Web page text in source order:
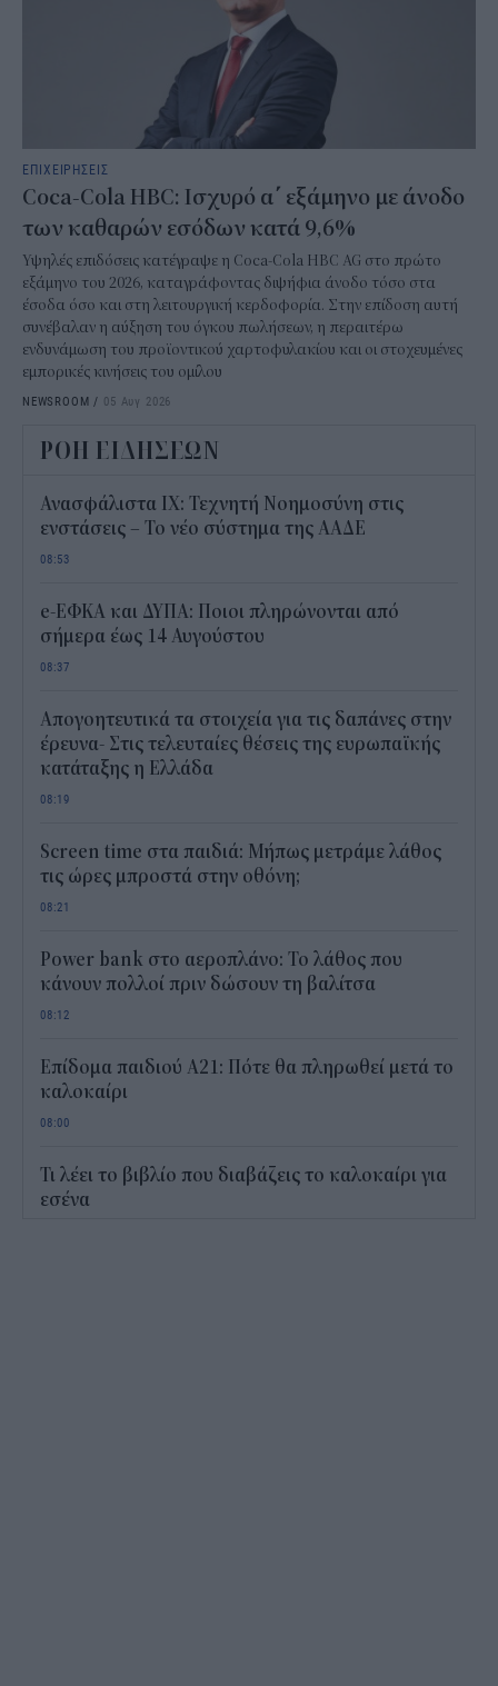
ΕΠΙΧΕΙΡΗΣΕΙΣ
Coca-Cola HBC: Ισχυρό α΄ εξάμηνο με άνοδο
των καθαρών εσόδων κατά 9,6%
Υψηλές επιδόσεις κατέγραψε η Coca-Cola HBC AG στο πρώτο
εξάμηνο του 2026, καταγράφοντας διψήφια άνοδο τόσο στα
έσοδα όσο και στη λειτουργική κερδοφορία. Στην επίδοση αυτή
συνέβαλαν η αύξηση του όγκου πωλήσεων, η περαιτέρω
ενδυνάμωση του προϊοντικού χαρτοφυλακίου και οι στοχευμένες
εμπορικές κινήσεις του ομίλου
NEWSROOM / 05 Αυγ 2026
ΡΟΗ ΕΙΔΗΣΕΩΝ
Ανασφάλιστα ΙΧ: Τεχνητή Νοημοσύνη στις
ενστάσεις – Το νέο σύστημα της ΑΑΔΕ
08:53
e-ΕΦΚΑ και ΔΥΠΑ: Ποιοι πληρώνονται από
σήμερα έως 14 Αυγούστου
08:37
Απογοητευτικά τα στοιχεία για τις δαπάνες στην
έρευνα- Στις τελευταίες θέσεις της ευρωπαϊκής
κατάταξης η Ελλάδα
08:19
Screen time στα παιδιά: Μήπως μετράμε λάθος
τις ώρες μπροστά στην οθόνη;
08:21
Power bank στο αεροπλάνο: Το λάθος που
κάνουν πολλοί πριν δώσουν τη βαλίτσα
08:12
Επίδομα παιδιού Α21: Πότε θα πληρωθεί μετά το
καλοκαίρι
08:00
Τι λέει το βιβλίο που διαβάζεις το καλοκαίρι για
εσένα